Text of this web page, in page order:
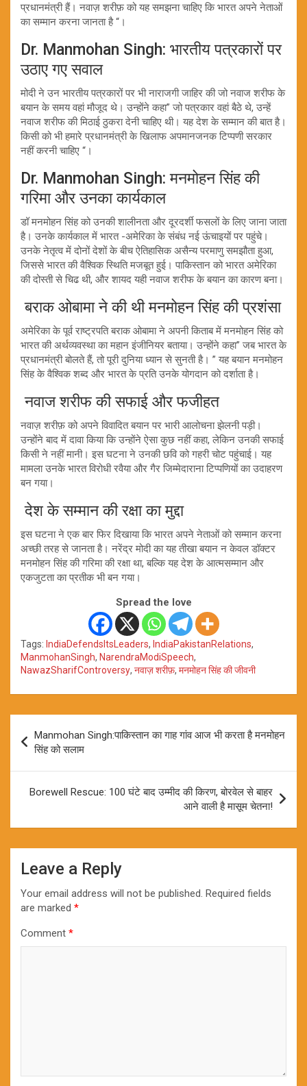
प्रधानमंत्री हैं। नवाज़ शरीफ़ को यह समझना चाहिए कि भारत अपने नेताओं
का सम्मान करना जानता है “।
Dr. Manmohan Singh: भारतीय पत्रकारों पर
उठाए गए सवाल
मोदी ने उन भारतीय पत्रकारों पर भी नाराजगी जाहिर की जो नवाज शरीफ के
बयान के समय वहां मौजूद थे। उन्होंने कहा” जो पत्रकार वहां बैठे थे, उन्हें
नवाज शरीफ की मिठाई ठुकरा देनी चाहिए थी। यह देश के सम्मान की बात है।
किसी को भी हमारे प्रधानमंत्री के खिलाफ अपमानजनक टिप्पणी सरकार
नहीं करनी चाहिए “।
Dr. Manmohan Singh: मनमोहन सिंह की
गरिमा और उनका कार्यकाल
डॉ मनमोहन सिंह को उनकी शालीनता और दूरदर्शी फसलों के लिए जाना जाता
है। उनके कार्यकाल में भारत -अमेरिका के संबंध नई ऊंचाइयों पर पहुंचे।
उनके नेतृत्व में दोनों देशों के बीच ऐतिहासिक असैन्य परमाणु समझौता हुआ,
जिससे भारत की वैश्विक स्थिति मजबूत हुई। पाकिस्तान को भारत अमेरिका
की दोस्ती से चिढ थी, और शायद यही नवाज शरीफ के बयान का कारण बना।
बराक ओबामा ने की थी मनमोहन सिंह की प्रशंसा
अमेरिका के पूर्व राष्ट्रपति बराक ओबामा ने अपनी किताब में मनमोहन सिंह को
भारत की अर्थव्यवस्था का महान इंजीनियर बताया। उन्होंने कहा” जब भारत के
प्रधानमंत्री बोलते हैं, तो पूरी दुनिया ध्यान से सुनती है। ” यह बयान मनमोहन
सिंह के वैश्विक शब्द और भारत के प्रति उनके योगदान को दर्शाता है।
नवाज शरीफ की सफाई और फजीहत
नवाज़ शरीफ़ को अपने विवादित बयान पर भारी आलोचना झेलनी पड़ी।
उन्होंने बाद में दावा किया कि उन्होंने ऐसा कुछ नहीं कहा, लेकिन उनकी सफाई
किसी ने नहीं मानी। इस घटना ने उनकी छवि को गहरी चोट पहुंचाई। यह
मामला उनके भारत विरोधी रवैया और गैर जिम्मेदाराना टिप्पणियों का उदाहरण
बन गया।
देश के सम्मान की रक्षा का मुद्दा
इस घटना ने एक बार फिर दिखाया कि भारत अपने नेताओं को सम्मान करना
अच्छी तरह से जानता है। नरेंद्र मोदी का यह तीखा बयान न केवल डॉक्टर
मनमोहन सिंह की गरिमा की रक्षा था, बल्कि यह देश के आत्मसम्मान और
एकजुटता का प्रतीक भी बन गया।
Spread the love
Tags: IndiaDefendsItsLeaders, IndiaPakistanRelations,
ManmohanSingh, NarendraModiSpeech,
NawazSharifControversy, नवाज़ शरीफ़, मनमोहन सिंह की जीवनी
navigation
Manmohan Singh:पाकिस्तान का गाह गांव आज भी करता है मनमोहन
सिंह को सलाम
Borewell Rescue: 100 घंटे बाद उम्मीद की किरण, बोरवेल से बाहर
आने वाली है मासूम चेतना!
Leave a Reply
Your email address will not be published. Required fields
are marked *
Comment *